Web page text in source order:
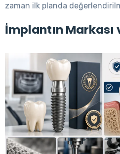
zaman ilk planda
İmplantın Markası